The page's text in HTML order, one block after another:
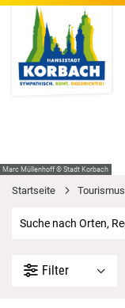
Marc Müllenhoff © Stadt Korbach
Startseite Tourismus
Filter